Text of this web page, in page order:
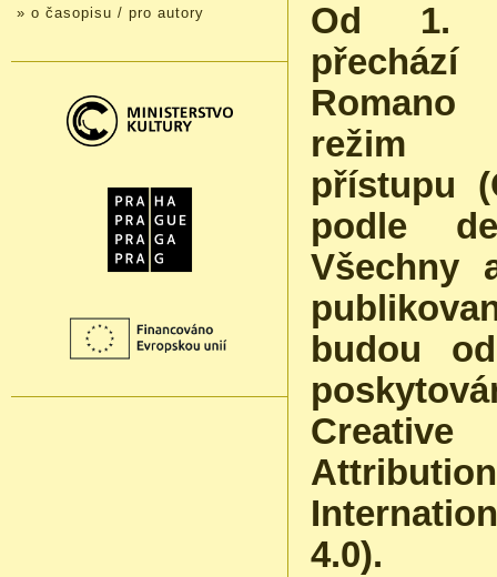
» o časopisu / pro autory
Od 1.
Romano
režim
přístupu
podle
Všechny
budou
4.0).